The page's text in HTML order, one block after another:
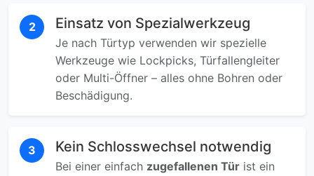
2 Einsatz von Spezialwerkzeug
Je nach Türtyp verwenden wir spezielle
Werkzeuge wie Lockpicks, Türfallengleiter
oder Multi-Öffner – alles ohne Bohren oder
Beschädigung.
3 Kein Schlosswechsel notwendig
Bei einer einfach zugefallenen Tür ist ein